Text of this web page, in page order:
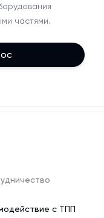
частями.
с ТПП